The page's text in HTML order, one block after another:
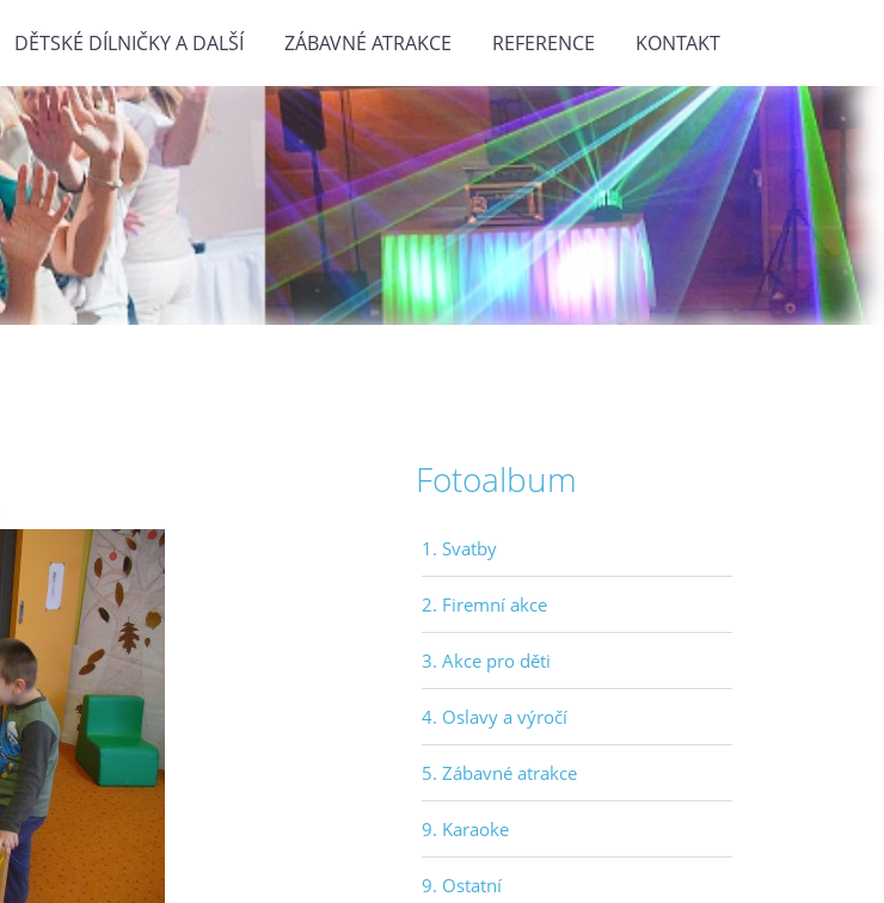
DĚTSKÉ DÍLNIČKY A DALŠÍ ZÁBAVNÉ ATRAKCE REFERENCE KONTAKT
Fotoalbum
1. Svatby
2. Firemní akce
3. Akce pro děti
4. Oslavy a výročí
5. Zábavné atrakce
9. Karaoke
9. Ostatní